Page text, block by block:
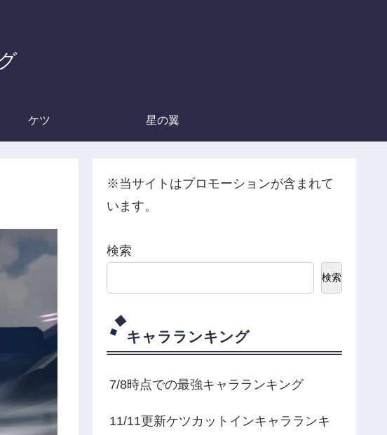
ケツ 星の翼
※当サイトはプロモーションが含まれて
います。
検索
検索
キャラランキング
7/8時点での最強キャラランキング
11/11更新ケツカットインキャラランキ